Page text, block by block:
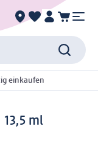
einkaufen
13,5 ml